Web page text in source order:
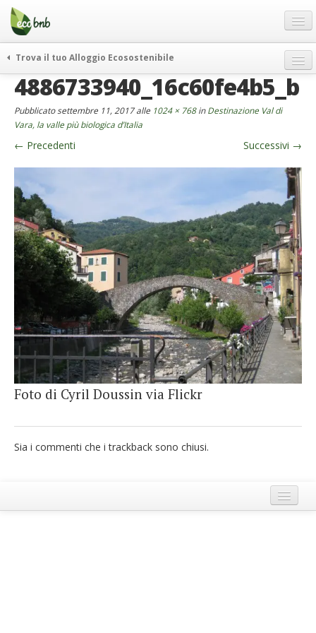
Menu
Salta
contenuto
Offerte Speciali
Regali
FAQ
Chi Siamo
Contatti
Italiano
German
English
Spanish
French
Italiano
Trova il tuo Alloggio Ecosostenibile
weekend green
curiosità
vivere e viaggiare verde
news ed eventi
ecohotel
rassegna stampa
4886733940_16c60fe4b5_b
Pubblicatosettembre 11, 2017alle 1024 × 768inDestinazione Val di
Vara, la valle più biologica d’Italia
← Precedenti Successivi →
Foto di Cyril Doussin via Flickr
Sia i commenti che i trackback sono chiusi.